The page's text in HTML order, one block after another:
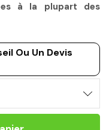
à la plupart des
Ou Un Devis